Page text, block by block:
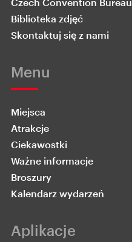
Biblioteka zdjęć
Skontaktuj się z nami
Menu
Miejsca
Atrakcje
Ciekawostki
Ważne informacje
Broszury
Kalendarz wydarzeń
Aplikacje